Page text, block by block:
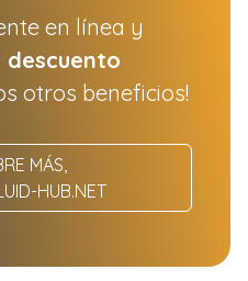
en línea y
descuento
otros beneficios!
MÁS,
HUB.NET